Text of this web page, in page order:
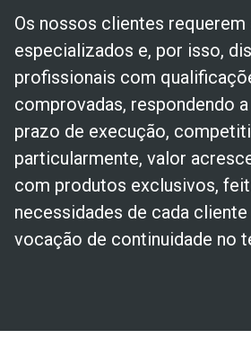
Os nossos clientes
especializados e, por isso,
profissionais com
comprovadas, respondendo
prazo de execução,
particularmente, valor
com produtos exclusivos,
necessidades de cada
vocação de continuidade no